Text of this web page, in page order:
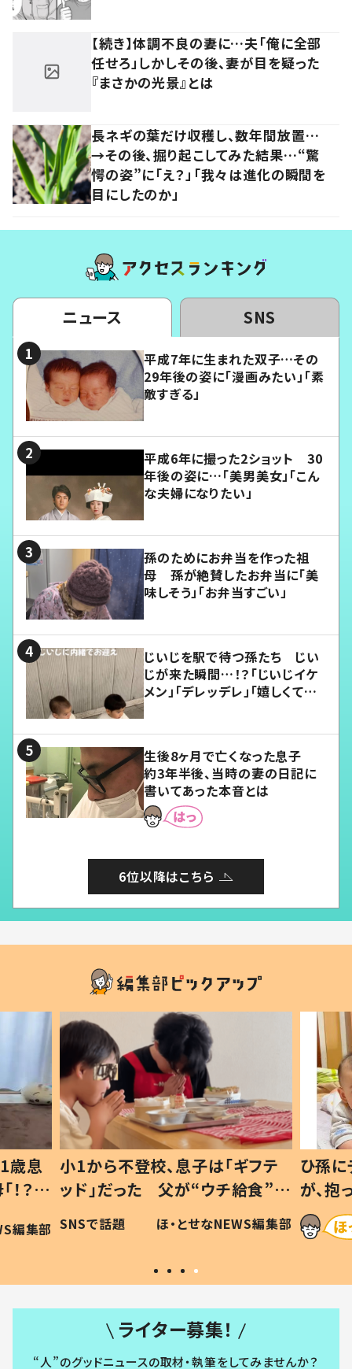
【続き】体調不良の妻に…夫「俺に全部
任せろ」しかしその後、妻が目を疑った
『まさかの光景』とは
長ネギの葉だけ収穫し、数年間放置…
→その後、掘り起こしてみた結果…“驚
愕の姿”に「え？」「我々は進化の瞬間を
目にしたのか」
ニュース SNS
平成7年に生まれた双子…その
29年後の姿に「漫画みたい」「素
敵すぎる」
平成6年に撮った2ショット 30
年後の姿に…「美男美女」「こん
な夫婦になりたい」
孫のためにお弁当を作った祖
母 孫が絶賛したお弁当に「美
味しそう」「お弁当すごい」
じいじを駅で待つ孫たち じい
じが来た瞬間…！？「じいじイケ
メン」「デレッデレ」「嬉しくて可
生後8ヶ月で亡くなった息子
約3年半後、当時の妻の日記に
書いてあった本音とは
6位以降はこちら
歳息
？」
編集部
小1から不登校、息子は「ギフテ
ッド」だった 父が“ウチ給食”を
作り続ける理由とは #令和の親
#令和の子
SNSで話題 ほ・とせなNEWS編集部
ひ孫
が、
「涙が
い」
ライター募集！
“人”のグッドニュースの取材・執筆をしてみませんか？